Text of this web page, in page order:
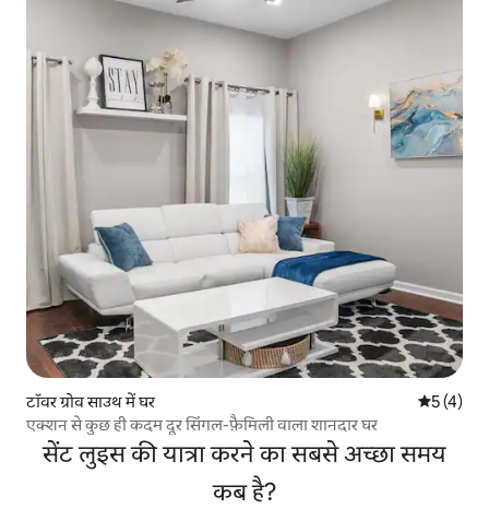
टॉवर ग्रोव साउथ में घर औसत रेटिंग
5 (4)
एक्शन से कुछ ही कदम दूर सिंगल-फ़ैमिली वाला शानदार घर
सेंट लुइस की यात्रा करने का सबसे अच्छा समय
कब है?